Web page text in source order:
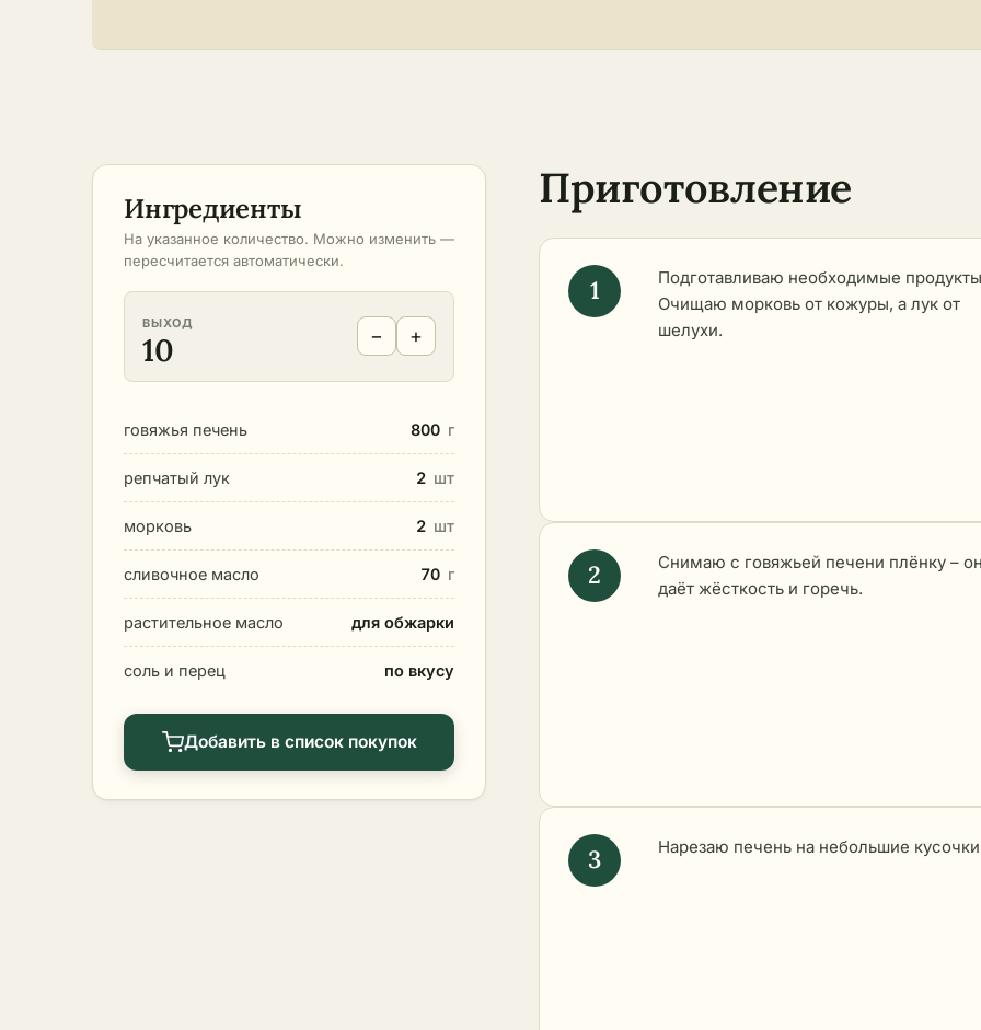
Ингредиенты
На указанное количество. Можно изменить —
пересчитается автоматически.
ВЫХОД
10 − +
говяжья печень 800 г
репчатый лук 2 шт
морковь 2 шт
сливочное масло 70 г
растительное масло для обжарки
соль и перец по вкусу
Добавить в список покупок
Приготовление
Подготавливаю необходимые
Очищаю морковь от кожуры, а лук от
шелухи.
Снимаю с говяжьей печени плёнку –
даёт жёсткость и горечь.
Нарезаю печень на небольшие